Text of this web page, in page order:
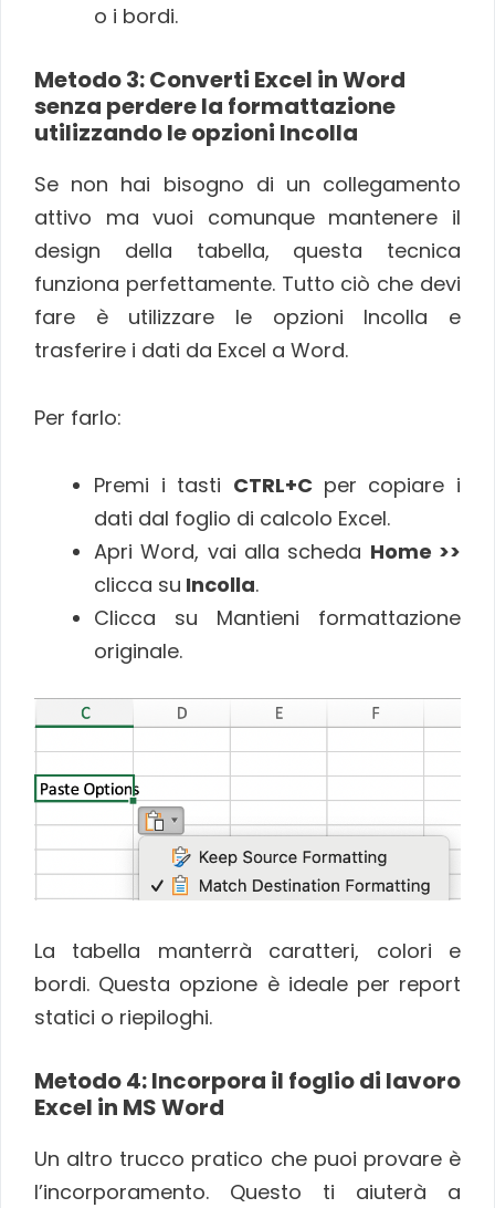
o i bordi.
Metodo 3: Converti Excel in Word
senza perdere la formattazione
utilizzando le opzioni Incolla
Se non hai bisogno di un collegamento
attivo ma vuoi comunque mantenere il
design della tabella, questa tecnica
funziona perfettamente. Tutto ciò che devi
fare è utilizzare le opzioni Incolla e
trasferire i dati da Excel a Word.
Per farlo:
Premi i tasti CTRL+C per copiare i
dati dal foglio di calcolo Excel.
Apri Word, vai alla scheda Home >>
clicca su Incolla.
Clicca su Mantieni formattazione
originale.
La tabella manterrà caratteri, colori e
bordi. Questa opzione è ideale per report
statici o riepiloghi.
Metodo 4: Incorpora il foglio di lavoro
Excel in MS Word
Un altro trucco pratico che puoi provare è
l’incorporamento. Questo ti aiuterà a